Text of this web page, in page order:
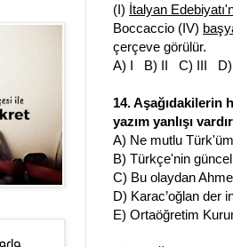
(I) İtalyan
Boccaccio (IV)
çerçeve görülür.
A) I B) II C) III
14. Aşağıdakilerin
yazım yanlışı
A) Ne mutlu
B) Türkçe'nin
C) Bu olaydan
D) Karac’oğlan der
E) Ortaöğretim